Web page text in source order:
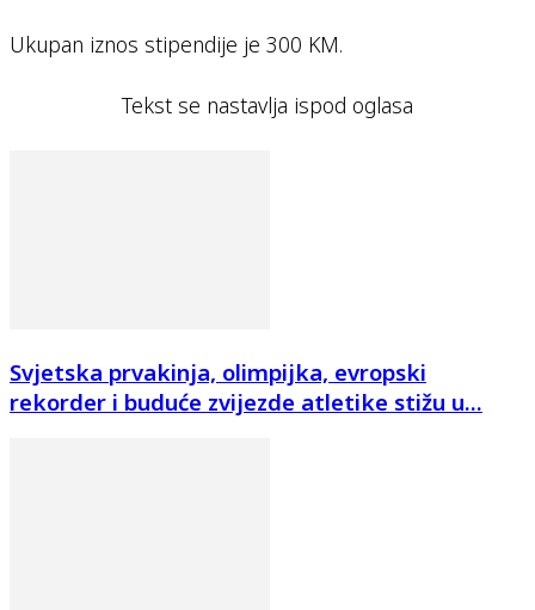
Ukupan iznos stipendije je 300 KM.
Tekst se nastavlja ispod oglasa
Svjetska prvakinja, olimpijka, evropski
rekorder i buduće zvijezde atletike stižu u...